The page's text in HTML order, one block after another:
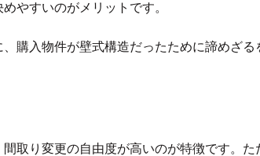
やすいのがメリットです。
購入物件が壁式構造だったために諦めざる
取り変更の自由度が高いのが特徴です。た